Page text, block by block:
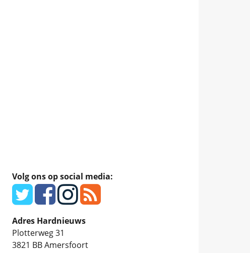
Volg ons op social media:
Adres Hardnieuws
Plotterweg 31
3821 BBAmersfoort